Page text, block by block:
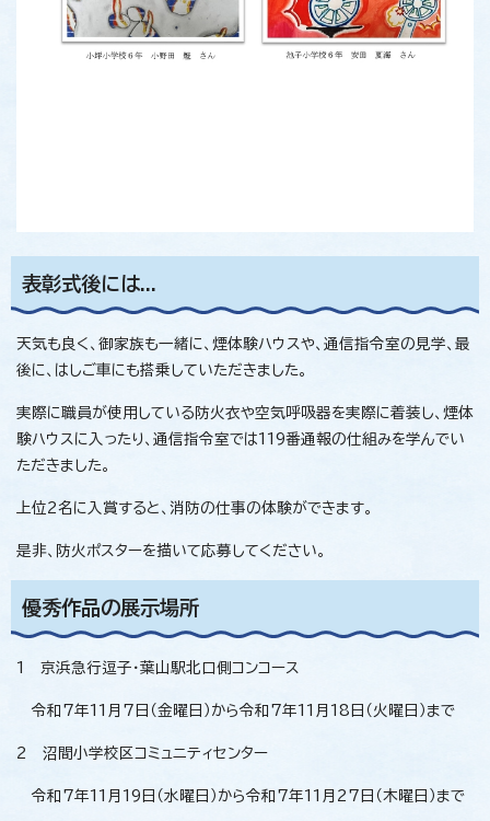
表彰式後には...
天気も良く、御家族も一緒に、煙体験ハウスや、通信指令室の見学、最
後に、はしご車にも搭乗していただきました。
実際に職員が使用している防火衣や空気呼吸器を実際に着装し、煙体
験ハウスに入ったり、通信指令室では119番通報の仕組みを学んでい
ただきました。
上位2名に入賞すると、消防の仕事の体験ができます。
是非、防火ポスターを描いて応募してください。
優秀作品の展示場所
1 京浜急行逗子・葉山駅北口側コンコース
令和7年11月7日（金曜日）から令和7年11月18日（火曜日）まで
2 沼間小学校区コミュニティセンター
令和7年11月19日（水曜日）から令和7年11月27日（木曜日）まで